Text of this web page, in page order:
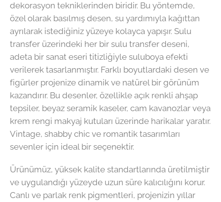
dekorasyon tekniklerinden biridir. Bu yöntemde,
özel olarak basılmış desen, su yardımıyla kağıttan
ayrılarak istediğiniz yüzeye kolayca yapışır. Sulu
transfer üzerindeki her bir sulu transfer deseni,
adeta bir sanat eseri titizliğiyle suluboya efekti
verilerek tasarlanmıştır. Farklı boyutlardaki desen ve
figürler projenize dinamik ve natürel bir görünüm
kazandırır. Bu desenler, özellikle açık renkli ahşap
tepsiler, beyaz seramik kaseler, cam kavanozlar veya
krem rengi makyaj kutuları üzerinde harikalar yaratır.
Vintage, shabby chic ve romantik tasarımları
sevenler için ideal bir seçenektir.
Ürünümüz, yüksek kalite standartlarında üretilmiştir
ve uygulandığı yüzeyde uzun süre kalıcılığını korur.
Canlı ve parlak renk pigmentleri, projenizin yıllar